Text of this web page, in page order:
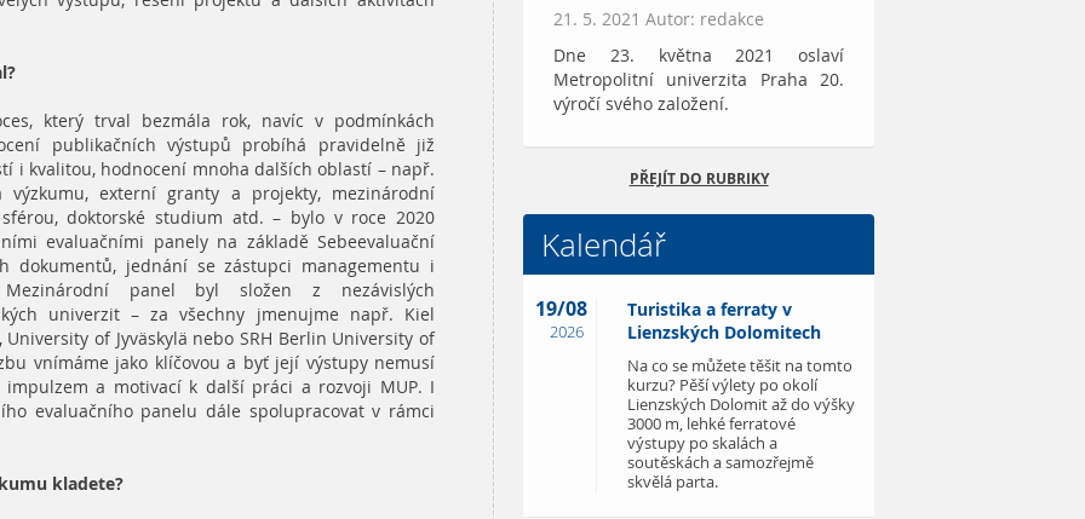
který trval bezmála rok, navíc v podmínkách
publikačních výstupů probíhá pravidelně již
i kvalitou, hodnocení mnoha dalších oblastí – např.
externí granty a projekty, mezinárodní
doktorské studium atd. – bylo v roce 2020
evaluačními panely na základě Sebeevaluační
dokumentů, jednání se zástupci managementu i
Mezinárodní panel byl složen z nezávislých
univerzit – za všechny jmenujme např. Kiel
of Jyväskylä nebo SRH Berlin University of
vnímáme jako klíčovou a byť její výstupy nemusí
a motivací k další práci a rozvoji MUP. I
evaluačního panelu dále spolupracovat v rámci
kladete?
21. 5. 2021 Autor: redakce
Dne 23. května 2021 oslaví
Metropolitní univerzita Praha 20.
výročí svého založení.
PŘEJÍT DO RUBRIKY
Kalendář
19/08
2026
Turistika a ferraty v
Lienzských Dolomitech
Na co se můžete těšit na tomto
kurzu? Pěší výlety po okolí
Lienzských Dolomit až do výšky
3000 m, lehké ferratové
výstupy po skalách a
soutěskách a samozřejmě
skvělá parta.